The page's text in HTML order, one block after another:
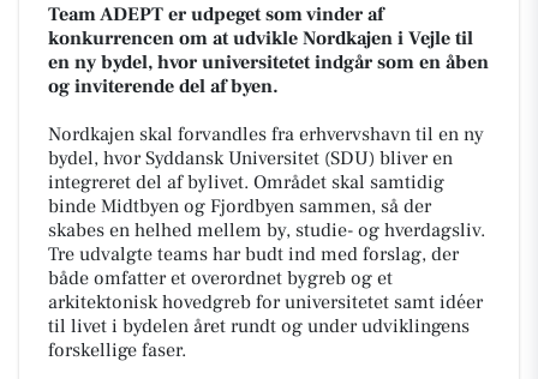
Team ADEPT er udpeget som vinder af
konkurrencen om at udvikle Nordkajen i Vejle til
en ny bydel, hvor universitetet indgår som en åben
og inviterende del af byen.
Nordkajen skal forvandles fra erhvervshavn til en ny
bydel, hvor Syddansk Universitet (SDU) bliver en
integreret del af bylivet. Området skal samtidig
binde Midtbyen og Fjordbyen sammen, så der
skabes en helhed mellem by, studie- og hverdagsliv.
Tre udvalgte teams har budt ind med forslag, der
både omfatter et overordnet bygreb og et
arkitektonisk hovedgreb for universitetet samt idéer
til livet i bydelen året rundt og under udviklingens
forskellige faser.